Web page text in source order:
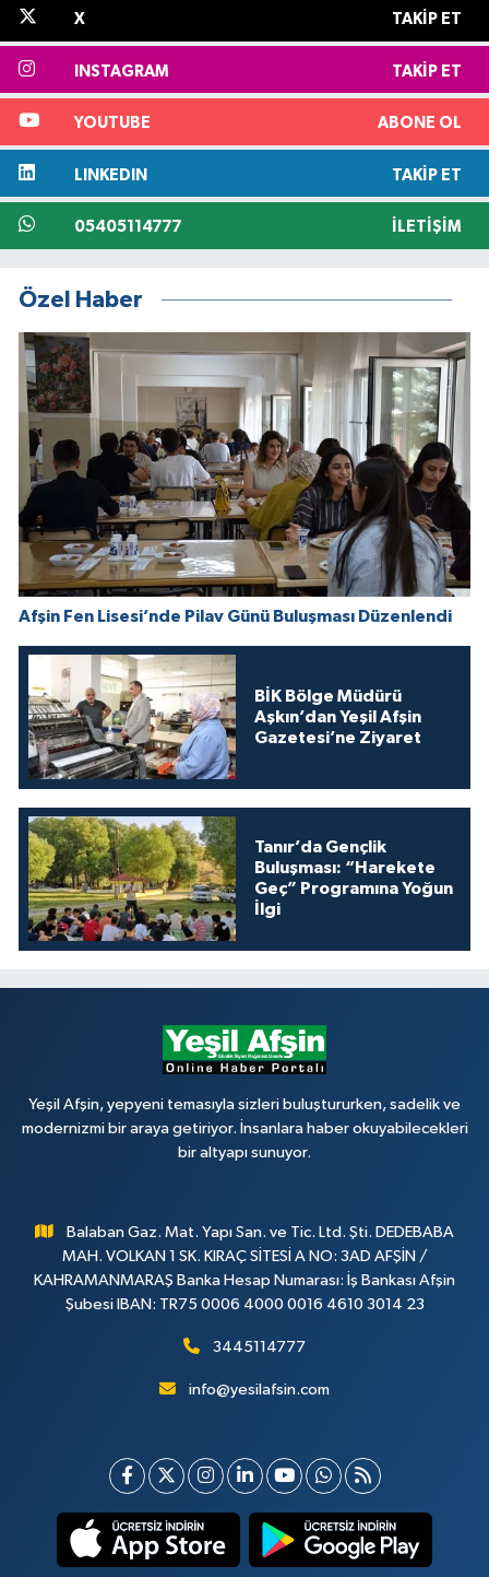
X TAKIP ET
INSTAGRAM TAKIP ET
YOUTUBE ABONE OL
LINKEDIN TAKIP ET
05405114777 İLETIŞIM
Özel Haber
Afşin Fen Lisesi’nde Pilav Günü Buluşması Düzenlendi
BİK Bölge Müdürü
Aşkın’dan Yeşil Afşin
Gazetesi’ne Ziyaret
Tanır’da Gençlik
Buluşması: “Harekete
Geç” Programına Yoğun
İlgi
Yeşil Afşin, yepyeni temasıyla sizleri buluştururken, sadelik ve
modernizmi bir araya getiriyor. İnsanlara haber okuyabilecekleri
bir altyapı sunuyor.
Balaban Gaz. Mat. Yapı San. ve Tic. Ltd. Şti. DEDEBABA
MAH. VOLKAN 1 SK. KIRAÇ SİTESİ A NO: 3AD AFŞİN /
KAHRAMANMARAŞ Banka Hesap Numarası: İş Bankası Afşin
Şubesi IBAN: TR75 0006 4000 0016 4610 3014 23
3445114777
info@yesilafsin.com